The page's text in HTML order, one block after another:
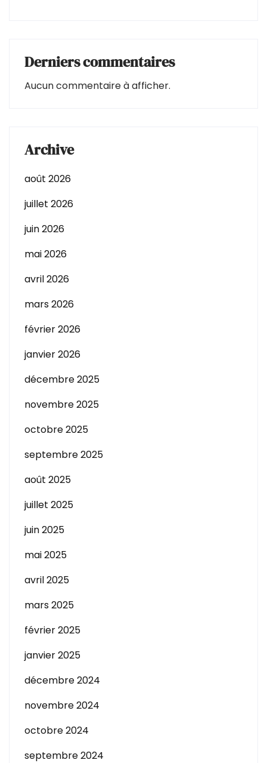
Derniers commentaires
Aucun commentaire à afficher.
Archive
août 2026
juillet 2026
juin 2026
mai 2026
avril 2026
mars 2026
février 2026
janvier 2026
décembre 2025
novembre 2025
octobre 2025
septembre 2025
août 2025
juillet 2025
juin 2025
mai 2025
avril 2025
mars 2025
février 2025
janvier 2025
décembre 2024
novembre 2024
octobre 2024
septembre 2024